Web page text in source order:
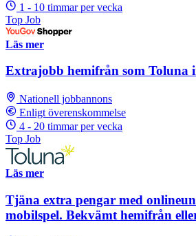
1 - 10 timmar per vecka
Top Job
Läs mer
Extrajobb hemifrån som Toluna
Nationell jobbannons
Enligt överenskommelse
4 - 20 timmar per vecka
Top Job
Läs mer
Tjäna extra pengar med
mobilspel. Bekvämt hemifrån